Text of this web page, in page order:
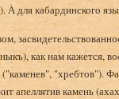
А для кабардинского
как нам кажется,
"хребтов").
апеллятив камень